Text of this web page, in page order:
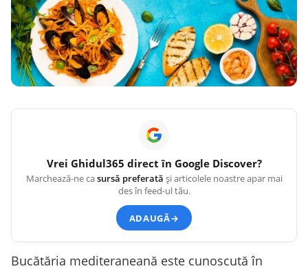
Vrei Ghidul365 direct în Google Discover?
Marchează-ne casursă preferată și articolele noastre apar mai
des în feed-ul tău.
ADAUGĂ→
Bucătăria mediteraneană este cunoscută în